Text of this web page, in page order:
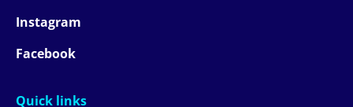
Instagram
Facebook
Quick links